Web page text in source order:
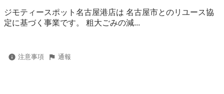
ジモティースポット名古屋港店は 名古屋市とのリユース協
定に基づく事業です。 粗⼤ごみの減...
注意事項 通報